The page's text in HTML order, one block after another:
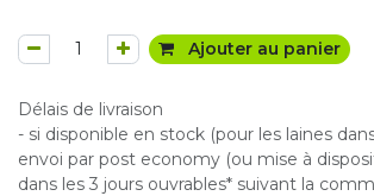
Ajouter au panier
Délais de livraison
- si disponible en stock (pour les laines
envoi par post economy (ou mise à
dans les 3 jours ouvrables* suivant la